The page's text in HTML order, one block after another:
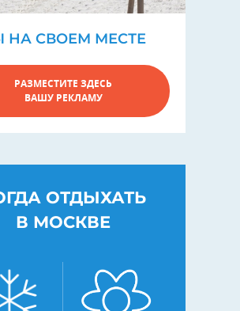
НА СВОЕМ МЕСТЕ
РАЗМЕСТИТЕ ЗДЕСЬ
ВАШУ РЕКЛАМУ
ОТДЫХАТЬ
В МОСКВЕ